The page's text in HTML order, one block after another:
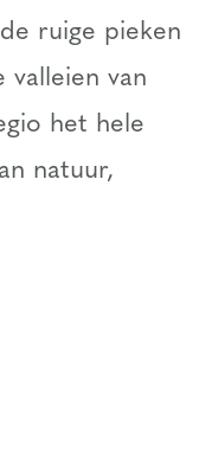
ruige pieken
van
het hele
natuur,